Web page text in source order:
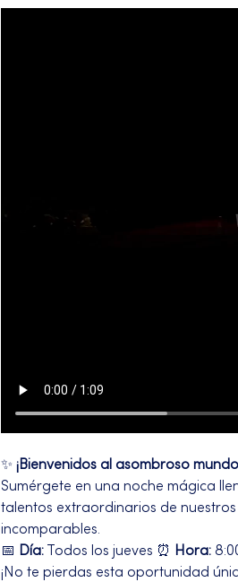
✨ ¡Bienvenidos al asombroso
Sumérgete en una noche mágica
talentos extraordinarios de
incomparables.
📅
Día: Todos los jueves ⏰ Hora:
¡No te pierdas esta oportunidad